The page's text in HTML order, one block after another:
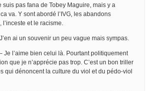
pas fana de Tobey Maguire, mais y a
va. Y sont abordé l’IVG, les abandons
et le racisme.
ai un souvenir un peu vague mais sympas.
Je l’aime bien celui là. Pourtant politiquement
que je n’apprécie pas trop. C’est un bon triller
qui dénoncent la culture du viol et du pédo-viol